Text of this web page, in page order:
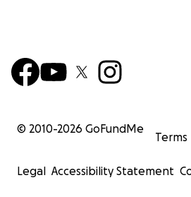
© 2010-2026 GoFundMe
Terms
Legal Accessibility Statement